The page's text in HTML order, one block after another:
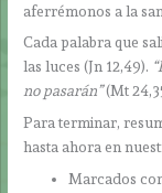
aferrémonos a la
Cada palabra que
las luces (Jn 12,49).
no pasarán”(Mt
Para terminar,
hasta ahora en
Marcados